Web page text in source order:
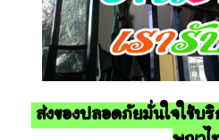
ส่งของปลอดภัยมั่นใจใช้บริ